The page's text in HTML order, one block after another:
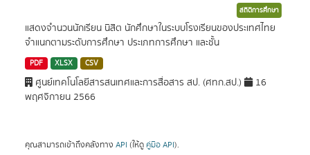
สถิติการศึกษา
แสดงจำนวนนักเรียน นิสิต นักศึกษาในระบบโรงเรียนของประเทศไทย
จำแนกตามระดับการศึกษา ประเภทการศึกษา และชั้น
PDF XLSX CSV
ศูนย์เทคโนโลยีสารสนเทศและการสื่อสาร สป. (ศทก.สป.)
16
พฤศจิกายน 2566
คุณสามารถเข้าถึงคลังทาง API (ให้ดู คู่มือ API).